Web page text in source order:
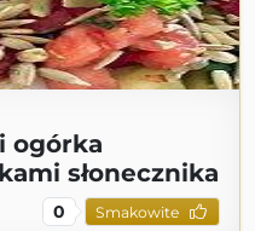
ogórka
słonecznika
0 Smakowite